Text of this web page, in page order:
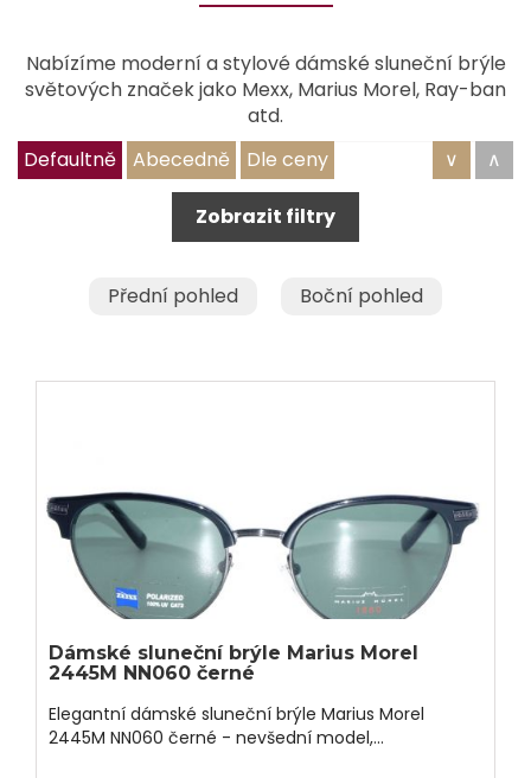
Nabízíme moderní a stylové dámské sluneční brýle
světových značek jako Mexx, Marius Morel, Ray-ban
atd.
Defaultně
Abecedně Dle ceny ∨ ∧
Zobrazit filtry
Přední pohled Boční pohled
Dámské sluneční brýle Marius Morel
2445M NN060 černé
Elegantní dámské sluneční brýle Marius Morel
2445M NN060 černé - nevšední model,...